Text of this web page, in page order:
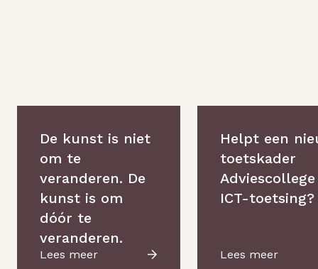
De kunst is niet
om te
veranderen. De
kunst is om
dóór te
veranderen.
Lees meer
Helpt een
toetskader
Adviescollege
ICT-toetsing?
Lees meer